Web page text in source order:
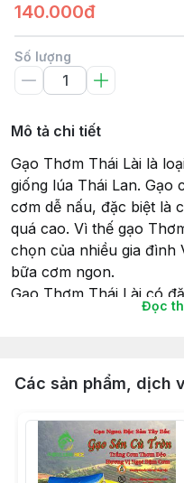
140.000đ
Số lượng
Mô tả chi tiết
Gạo Thơm Thái Lài là
giống lúa Thái Lan. Gạo
cơm dễ nấu, đặc biệt là
quá cao. Vì thế gạo
chọn của nhiều gia đình
bữa cơm ngon.
Gạo Thơm Thái Lài có
cơm dẻo mềm, hương vị
khi để nguội
với mọi đối tượng. Nấu
hương vị thơm ngon.
Bảo quản nơi khô ráo
Đọc
Các sản phẩm, dịch